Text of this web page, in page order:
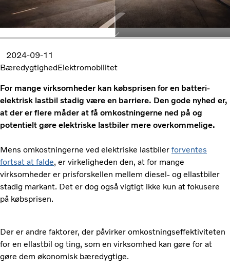
Kontakt os
2024-09-11
BæredygtighedElektromobilitet
For mange virksomheder kan købsprisen for en batteri-
elektrisk lastbil stadig være en barriere. Den gode nyhed er,
at der er flere måder at få omkostningerne ned på og
potentielt gøre elektriske lastbiler mere overkommelige.
Mens omkostningerne ved elektriske lastbiler forventes
fortsat at falde, er virkeligheden den, at for mange
virksomheder er prisforskellen mellem diesel- og ellastbiler
stadig markant. Det er dog også vigtigt ikke kun at fokusere
på købsprisen.
Der er andre faktorer, der påvirker omkostningseffektiviteten
for en ellastbil og ting, som en virksomhed kan gøre for at
gøre dem økonomisk bæredygtige.